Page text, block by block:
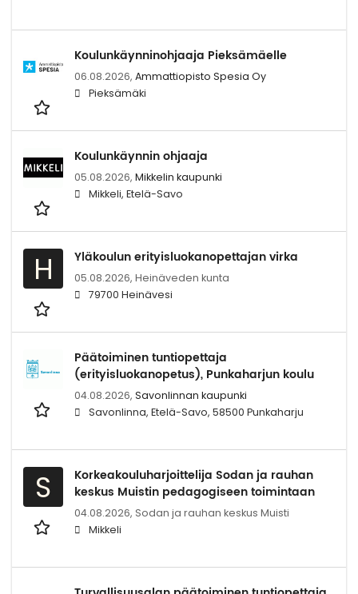
Koulunkäynninohjaaja Pieksämäelle
06.08.2026, Ammattiopisto Spesia Oy
Pieksämäki
Koulunkäynnin ohjaaja
05.08.2026, Mikkelin kaupunki
Mikkeli, Etelä-Savo
H Yläkoulun erityisluokanopettajan virka
05.08.2026, Heinäveden kunta
79700 Heinävesi
Päätoiminen tuntiopettaja
(erityisluokanopetus), Punkaharjun koulu
04.08.2026, Savonlinnan kaupunki
Savonlinna, Etelä-Savo, 58500 Punkaharju
S
Korkeakouluharjoittelija Sodan ja rauhan
keskus Muistin pedagogiseen toimintaan
04.08.2026, Sodan ja rauhan keskus Muisti
Mikkeli